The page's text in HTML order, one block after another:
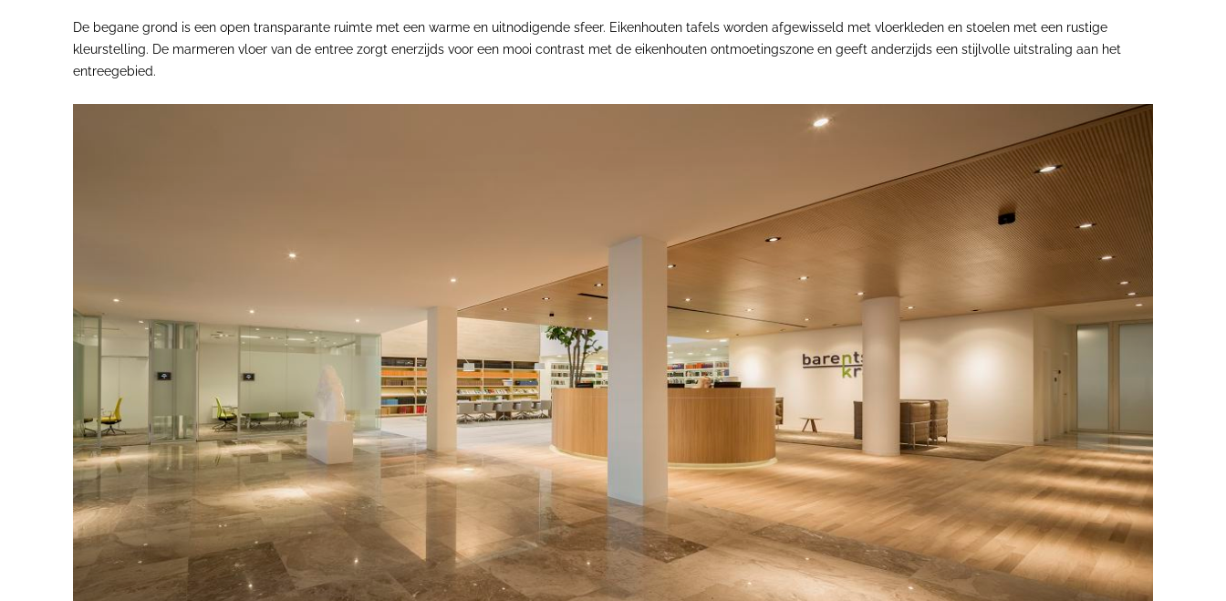
De begane grond is een open transparante ruimte met een warme en uitnodigende sfeer. Eikenhouten tafels worden afgewisseld met vloerkleden en stoelen met een rustige
kleurstelling. De marmeren vloer van de entree zorgt enerzijds voor een mooi contrast met de eikenhouten ontmoetingszone en geeft anderzijds een stijlvolle uitstraling aan het
entreegebied.